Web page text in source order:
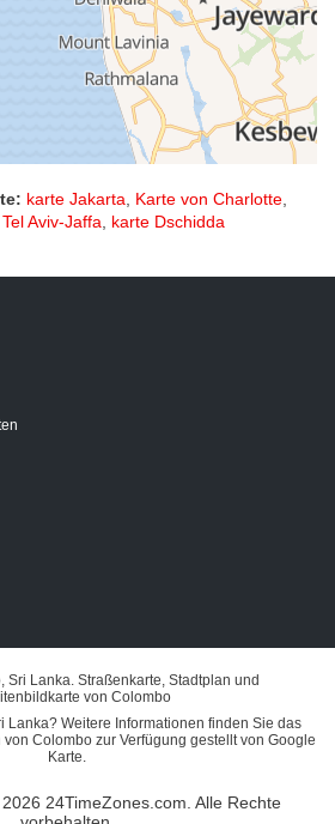
karte Jakarta, Karte von Charlotte,
Aviv-Jaffa, karte Dschidda
Sri Lanka. Straßenkarte, Stadtplan und
von Colombo
Lanka? Weitere Informationen finden Sie das
Colombo zur Verfügung gestellt von Google
Karte.
24TimeZones.com. Alle Rechte